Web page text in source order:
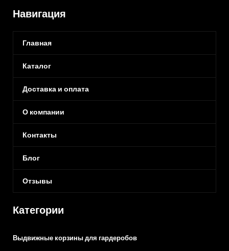
Навигация
Главная
Каталог
Доставка и оплата
О компании
Контакты
Блог
Отзывы
Категории
Выдвижные корзины для гардеробов